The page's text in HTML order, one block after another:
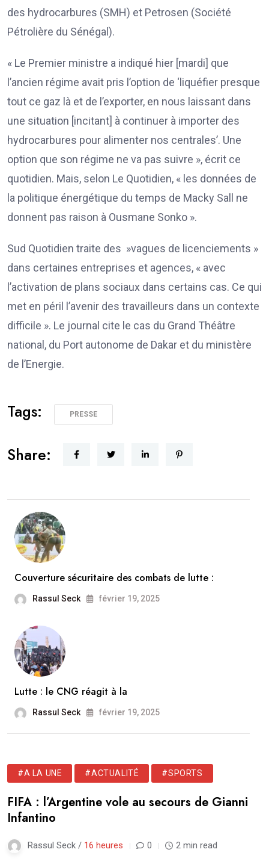
des hydrocarbures (SMH) et Petrosen (Société
Pétrolière du Sénégal).
« Le Premier ministre a indiqué hier [mardi] que
l’ancien régime avait pris l’option de ‘liquéfier presque
tout ce gaz là et de l’exporter, en nous laissant dans
une situation [incitant] à continuer à importer des
hydrocarbures pour alimenter nos centrales’. Une
option que son régime ne va pas suivre », écrit ce
quotidien. Mais, selon Le Quotidien, « les données de
la politique énergétique du temps de Macky Sall ne
donnent pas raison à Ousmane Sonko ».
Sud Quotidien traite des »vagues de licenciements »
dans certaines entreprises et agences, « avec
l’activation de plans sociaux dans certains cas. Ce qui
met en péril l’avenir des travailleurs dans un contexte
difficile ». Le journal cite le cas du Grand Théâtre
national, du Port autonome de Dakar et du ministère
de l’Energie.
Tags: PRESSE
Share:
Couverture sécuritaire des combats de lutte :
Rassul Seck février 19, 2025
Lutte : le CNG réagit à la
Rassul Seck février 19, 2025
#A LA UNE #ACTUALITÉ #SPORTS
FIFA : l’Argentine vole au secours de Gianni
Infantino
Rassul Seck / 16 heures 0 2 min read